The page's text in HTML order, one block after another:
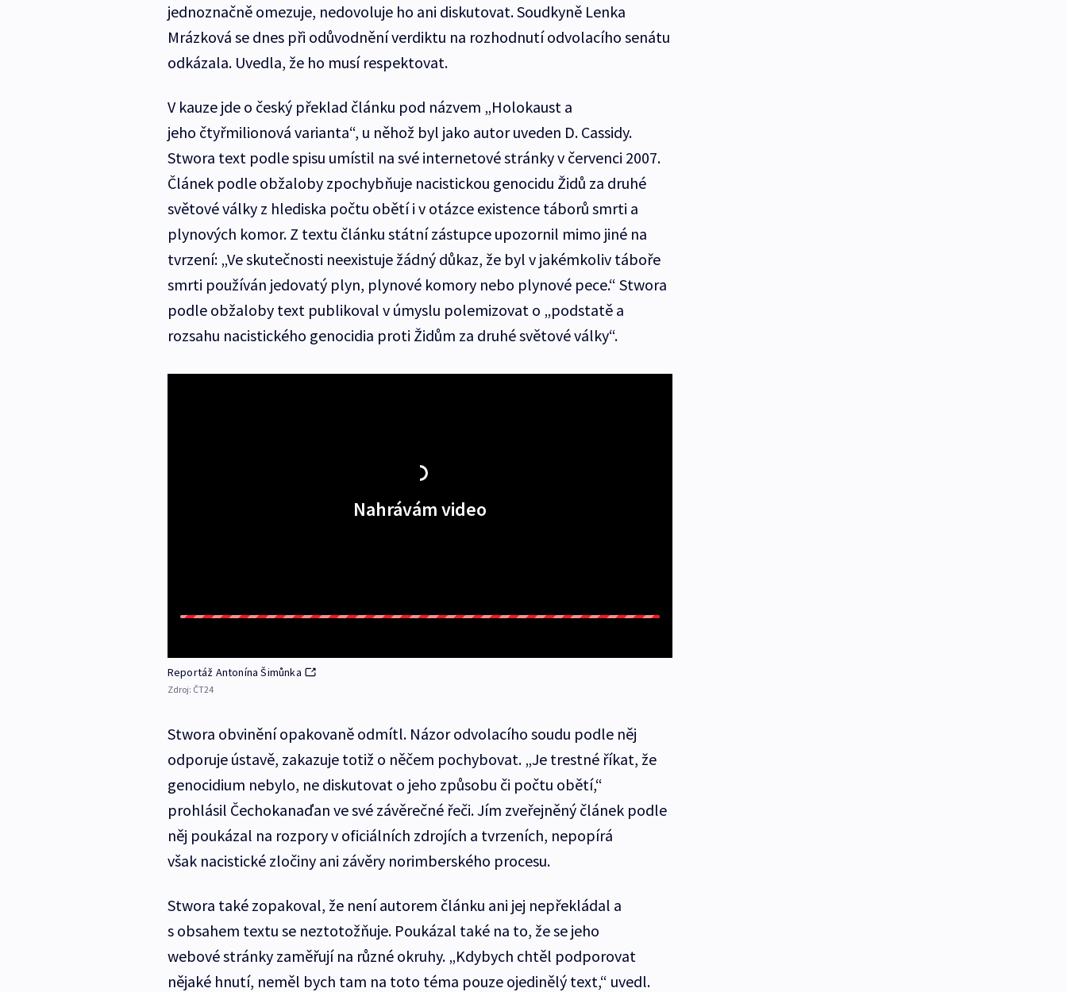
jednoznačně omezuje, nedovoluje ho ani diskutovat. Soudkyně Lenka
Mrázková se dnes při odůvodnění verdiktu na rozhodnutí odvolacího senátu
odkázala. Uvedla, že ho musí respektovat.
V kauze jde o český překlad článku pod názvem „Holokaust a
jeho čtyřmilionová varianta“, u něhož byl jako autor uveden D. Cassidy.
Stwora text podle spisu umístil na své internetové stránky v červenci 2007.
Článek podle obžaloby zpochybňuje nacistickou genocidu Židů za druhé
světové války z hlediska počtu obětí i v otázce existence táborů smrti a
plynových komor. Z textu článku státní zástupce upozornil mimo jiné na
tvrzení: „Ve skutečnosti neexistuje žádný důkaz, že byl v jakémkoliv táboře
smrti používán jedovatý plyn, plynové komory nebo plynové pece.“ Stwora
podle obžaloby text publikoval v úmyslu polemizovat o „podstatě a
rozsahu nacistického genocidia proti Židům za druhé světové války“.
Nahrávám video
Reportáž Antonína Šimůnka
Zdroj: ČT24
Stwora obvinění opakovaně odmítl. Názor odvolacího soudu podle něj
odporuje ústavě, zakazuje totiž o něčem pochybovat. „Je trestné říkat, že
genocidium nebylo, ne diskutovat o jeho způsobu či počtu obětí,“
prohlásil Čechokanaďan ve své závěrečné řeči. Jím zveřejněný článek podle
něj poukázal na rozpory v oficiálních zdrojích a tvrzeních, nepopírá
však nacistické zločiny ani závěry norimberského procesu.
Stwora také zopakoval, že není autorem článku ani jej nepřekládal a
s obsahem textu se neztotožňuje. Poukázal také na to, že se jeho
webové stránky zaměřují na různé okruhy. „Kdybych chtěl podporovat
nějaké hnutí, neměl bych tam na toto téma pouze ojedinělý text,“ uvedl.